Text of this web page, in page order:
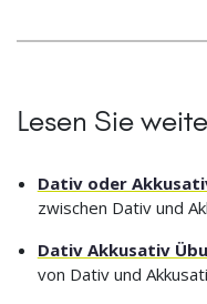
Lesen Sie
Dativ oder
zwischen Dativ und
Dativ Akkusativ
von Dativ und